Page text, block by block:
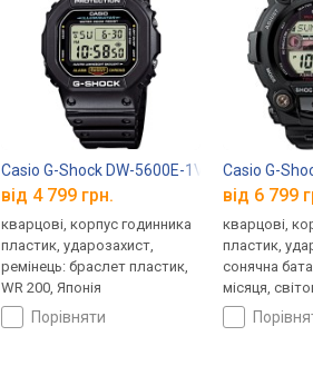
Casio G-Shock DW-5600E-1V
від 4 799 грн.
кварцові, корпус годинника
пластик, ударозахист,
ремінець: браслет пластик,
WR 200, Японія
порівняти
Casio G-
від 6 799
кварцові,
пластик,
сонячна
місяця,
ремінець:
WR 200,